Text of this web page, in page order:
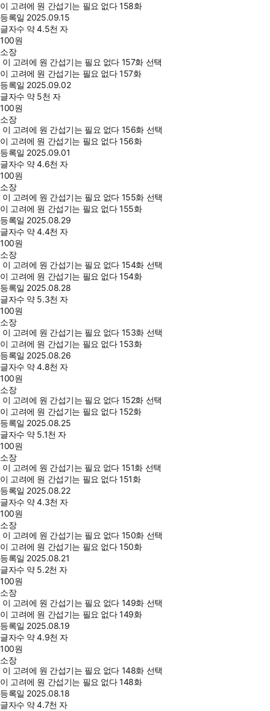
이 고려에 원 간섭기는 필요 없다 158화
등록일 2025.09.15
글자수 약 4.5천 자
100원
소장
이 고려에 원 간섭기는 필요 없다 157화 선택
이 고려에 원 간섭기는 필요 없다 157화
등록일 2025.09.02
글자수 약 5천 자
100원
소장
이 고려에 원 간섭기는 필요 없다 156화 선택
이 고려에 원 간섭기는 필요 없다 156화
등록일 2025.09.01
글자수 약 4.6천 자
100원
소장
이 고려에 원 간섭기는 필요 없다 155화 선택
이 고려에 원 간섭기는 필요 없다 155화
등록일 2025.08.29
글자수 약 4.4천 자
100원
소장
이 고려에 원 간섭기는 필요 없다 154화 선택
이 고려에 원 간섭기는 필요 없다 154화
등록일 2025.08.28
글자수 약 5.3천 자
100원
소장
이 고려에 원 간섭기는 필요 없다 153화 선택
이 고려에 원 간섭기는 필요 없다 153화
등록일 2025.08.26
글자수 약 4.8천 자
100원
소장
이 고려에 원 간섭기는 필요 없다 152화 선택
이 고려에 원 간섭기는 필요 없다 152화
등록일 2025.08.25
글자수 약 5.1천 자
100원
소장
이 고려에 원 간섭기는 필요 없다 151화 선택
이 고려에 원 간섭기는 필요 없다 151화
등록일 2025.08.22
글자수 약 4.3천 자
100원
소장
이 고려에 원 간섭기는 필요 없다 150화 선택
이 고려에 원 간섭기는 필요 없다 150화
등록일 2025.08.21
글자수 약 5.2천 자
100원
소장
이 고려에 원 간섭기는 필요 없다 149화 선택
이 고려에 원 간섭기는 필요 없다 149화
등록일 2025.08.19
글자수 약 4.9천 자
100원
소장
이 고려에 원 간섭기는 필요 없다 148화 선택
이 고려에 원 간섭기는 필요 없다 148화
등록일 2025.08.18
글자수 약 4.7천 자